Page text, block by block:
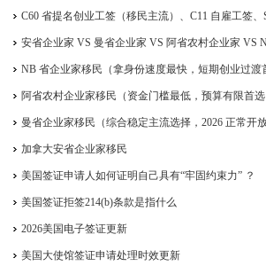
居，重点）
C60 省提名创业工签（移民主流）、C11 自雇工签
签、ICT 跨国高管工签
安省企业家 VS 曼省企业家 VS 阿省农村企业家 VS
四合一详细对比（2026 年 7 月最新官方政策）
NB 省企业家移民（拿身份速度最快，短期创业过渡
阿省农村企业家移民（资金门槛最低，预算有限首选
曼省企业家移民（综合稳定主流选择，2026 正常开放
加拿大安省企业家移民
美国签证申请人如何证明自己具有“牢固约束力” ？
美国签证拒签214(b)条款是指什么
2026美国电子签证更新
美国大使馆签证申请处理时效更新